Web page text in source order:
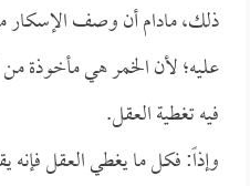
ذلك، مادام أن وصف الإسكار
عليه؛ لأن الخمر هي مأخوذة من
فيه تغطية العقل.
وإذاً: فكل ما يغطي العقل فإنه